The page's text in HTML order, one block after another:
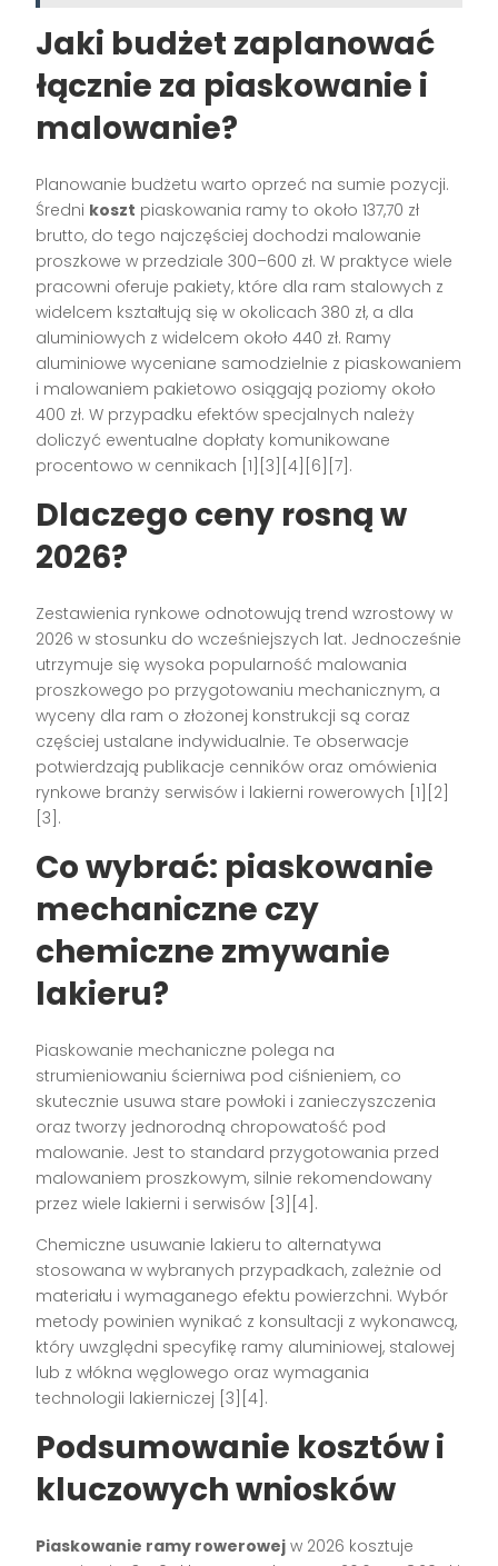
Jaki budżet zaplanować
łącznie za piaskowanie i
malowanie?
Planowanie budżetu warto oprzeć na sumie pozycji.
Średni koszt piaskowania ramy to około 137,70 zł
brutto, do tego najczęściej dochodzi malowanie
proszkowe w przedziale 300–600 zł. W praktyce wiele
pracowni oferuje pakiety, które dla ram stalowych z
widelcem kształtują się w okolicach 380 zł, a dla
aluminiowych z widelcem około 440 zł. Ramy
aluminiowe wyceniane samodzielnie z piaskowaniem
i malowaniem pakietowo osiągają poziomy około
400 zł. W przypadku efektów specjalnych należy
doliczyć ewentualne dopłaty komunikowane
procentowo w cennikach [1][3][4][6][7].
Dlaczego ceny rosną w
2026?
Zestawienia rynkowe odnotowują trend wzrostowy w
2026 w stosunku do wcześniejszych lat. Jednocześnie
utrzymuje się wysoka popularność malowania
proszkowego po przygotowaniu mechanicznym, a
wyceny dla ram o złożonej konstrukcji są coraz
częściej ustalane indywidualnie. Te obserwacje
potwierdzają publikacje cenników oraz omówienia
rynkowe branży serwisów i lakierni rowerowych [1][2]
[3].
Co wybrać: piaskowanie
mechaniczne czy
chemiczne zmywanie
lakieru?
Piaskowanie mechaniczne polega na
strumieniowaniu ścierniwa pod ciśnieniem, co
skutecznie usuwa stare powłoki i zanieczyszczenia
oraz tworzy jednorodną chropowatość pod
malowanie. Jest to standard przygotowania przed
malowaniem proszkowym, silnie rekomendowany
przez wiele lakierni i serwisów [3][4].
Chemiczne usuwanie lakieru to alternatywa
stosowana w wybranych przypadkach, zależnie od
materiału i wymaganego efektu powierzchni. Wybór
metody powinien wynikać z konsultacji z wykonawcą,
który uwzględni specyfikę ramy aluminiowej, stalowej
lub z włókna węglowego oraz wymagania
technologii lakierniczej [3][4].
Podsumowanie kosztów i
kluczowych wniosków
Piaskowanie ramy rowerowej w 2026 kosztuje